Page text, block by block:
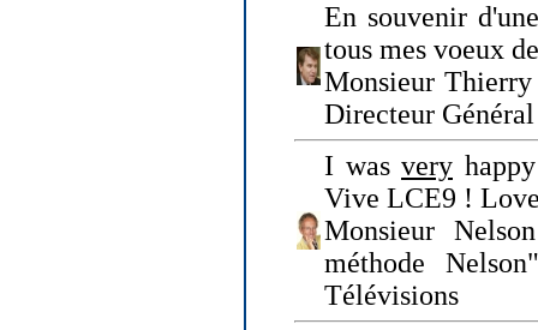
En souvenir
tous mes voeux
Monsieur
Directeur
I was very
Vive LCE9 !
Monsieur
méthode
Télévisions